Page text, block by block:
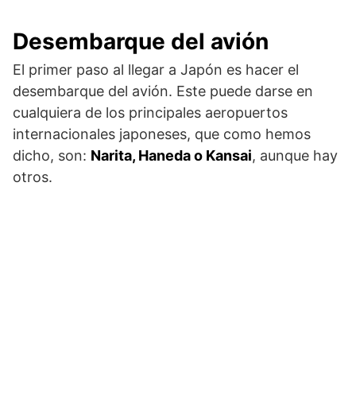
Desembarque del avión
El primer paso al llegar a Japón es hacer el
desembarque del avión. Este puede darse en
cualquiera de los principales aeropuertos
internacionales japoneses, que como hemos
dicho, son: Narita, Haneda o Kansai, aunque hay
otros.